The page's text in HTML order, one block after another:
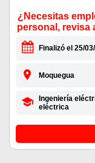
¿Necesitas
personal, revisa
Finalizó el 25/
Moquegua
Ingeniería
eléctrica